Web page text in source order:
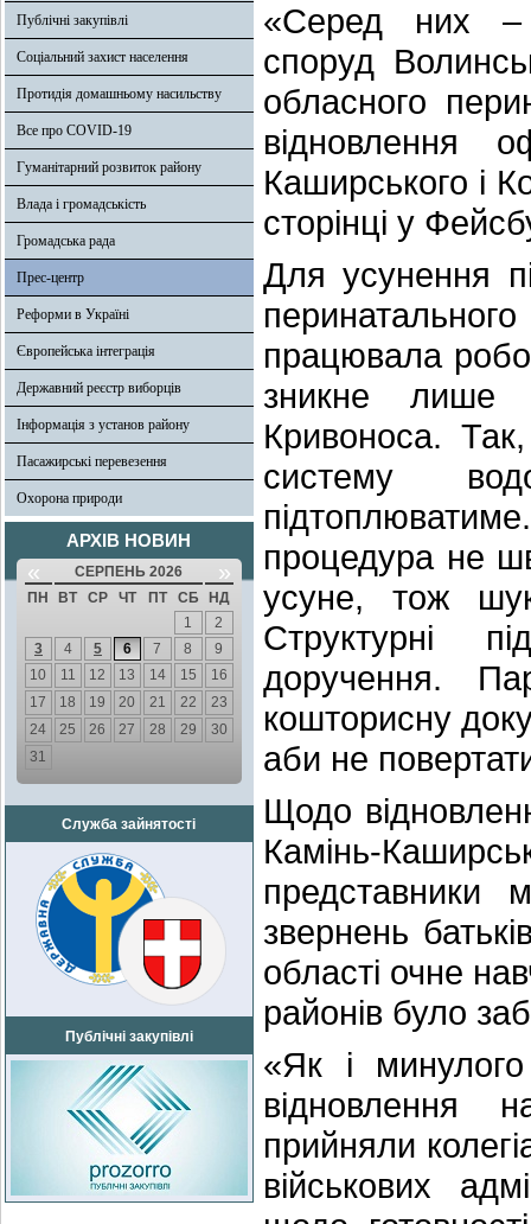
Публічні закупівлі
Соціальний захист населення
Протидія домашньому насильству
Все про COVID-19
Гуманітарний розвиток району
Влада і громадськість
Громадська рада
Прес-центр
Реформи в Україні
Європейська інтеграція
Державний реєстр виборців
Інформація з установ району
Пасажирські перевезення
Охорона природи
АРХІВ НОВИН
« СЕРПЕНЬ 2026 »
ПН ВТ СР ЧТ ПТ СБ
НД
1
2
3
4 5 6 7 8
9
10
11 12 13 14 15
16
17
18 19 20 21 22
23
24
25 26 27 28 29
30
31
Служба зайнятості
Публічні закупівлі
«Серед них –
споруд
обласного
відновлення
Каширського і
сторінці у
Для усунення
працювала
зникне лише
Кривоноса.
систему
процедура не
усуне, тож
Структурні
доручення.
кошторисну
аби не
Щодо
Камінь-
представники
звернень
області очне
районів було
«Як і
відновлення
прийняли
військових